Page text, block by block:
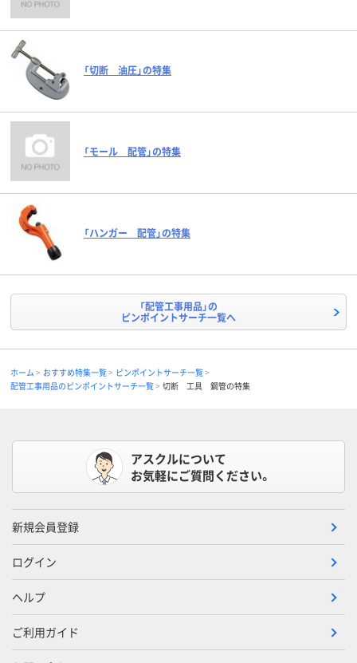
「切断 油圧」の特集
「モール 配管」の特集
「ハンガー 配管」の特集
「配管工事用品」の
ピンポイントサーチ一覧へ
ホーム おすすめ特集一覧
ピンポイントサーチ一覧
配管工事用品のピンポイントサーチ一覧
切断 工具 鋼管の特集
アスクルについて
お気軽にご質問ください。
新規会員登録
ログイン
ヘルプ
ご利用ガイド